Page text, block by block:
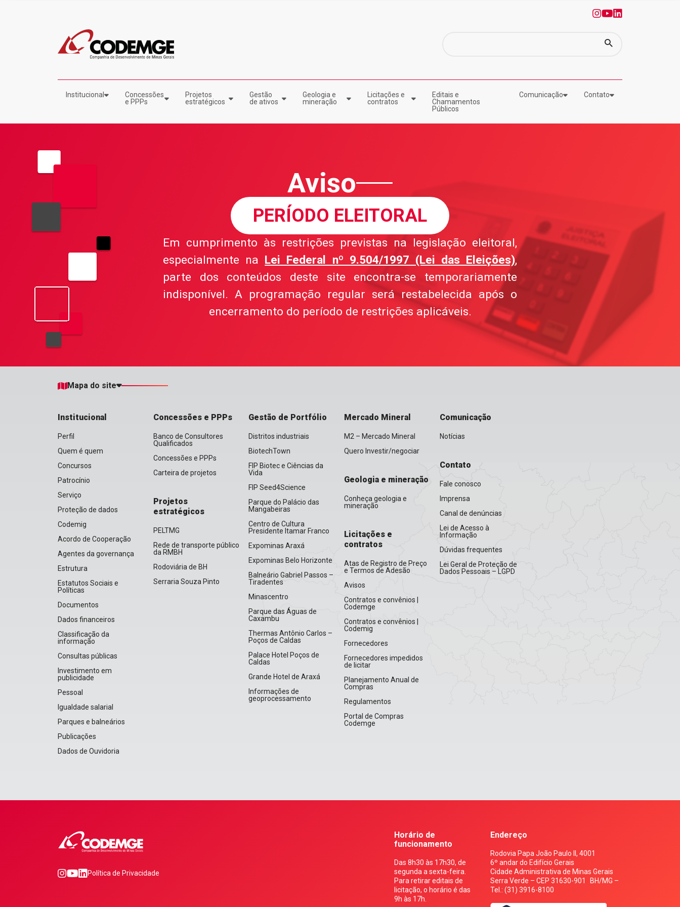
0 1 2
Institucional
Concessões
e PPPs
Projetos
estratégicos
Gestão
de ativos
Geologia e
mineração
Licitações e
contratos
Editais e
Chamamentos
Públicos
Comunicação Contato
Aviso
PERÍODO ELEITORAL
Em cumprimento às restrições previstas na legislação eleitoral,
especialmente na Lei Federal nº 9.504/1997 (Lei das Eleições),
parte dos conteúdos deste site encontra-se temporariamente
indisponível. A programação regular será restabelecida após o
encerramento do período de restrições aplicáveis.
Mapa do site
Institucional
Perfil
Quem é quem
Concursos
Patrocínio
Serviço
Proteção de dados
Codemig
Acordo de Cooperação
Agentes da governança
Estrutura
Estatutos Sociais e
Políticas
Documentos
Dados financeiros
Classificação da
informação
Consultas públicas
Investimento em
publicidade
Pessoal
Igualdade salarial
Parques e balneários
Publicações
Dados de Ouvidoria
Concessões e PPPs
Banco de Consultores
Qualificados
Concessões e PPPs
Carteira de projetos
Projetos
estratégicos
PELTMG
Rede de transporte público
da RMBH
Rodoviária de BH
Serraria Souza Pinto
Gestão de Portfólio
Distritos industriais
BiotechTown
FIP Biotec e Ciências da
Vida
FIP Seed4Science
Parque do Palácio das
Mangabeiras
Centro de Cultura
Presidente Itamar Franco
Expominas Araxá
Expominas Belo Horizonte
Balneário Gabriel Passos –
Tiradentes
Minascentro
Parque das Águas de
Caxambu
Thermas Antônio Carlos –
Poços de Caldas
Palace Hotel Poços de
Caldas
Grande Hotel de Araxá
Informações de
geoprocessamento
Mercado Mineral
M2 – Mercado Mineral
Quero Investir/negociar
Geologia e mineração
Conheça geologia e
mineração
Licitações e
contratos
Atas de Registro de Preço
e Termos de Adesão
Avisos
Contratos e convênios |
Codemge
Contratos e convênios |
Codemig
Fornecedores
Fornecedores impedidos
de licitar
Planejamento Anual de
Compras
Regulamentos
Portal de Compras
Codemge
Comunicação
Notícias
Contato
Fale conosco
Imprensa
Canal de denúncias
Lei de Acesso à
Informação
Dúvidas frequentes
Lei Geral de Proteção de
Dados Pessoais – LGPD
0 1 2
Política de Privacidade
Horário de
funcionamento
Das 8h30 às 17h30, de
segunda a sexta-feira.
Para retirar editais de
licitação, o horário é das
9h às 17h.
Endereço
Rodovia Papa João Paulo II, 4001
6º andar do Edifício Gerais
Cidade Administrativa de Minas Gerais
Serra Verde – CEP 31630-901 BH/MG –
Tel.: (31) 3916-8100